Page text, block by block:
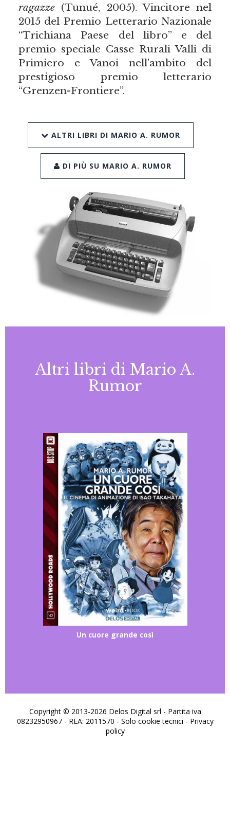
ragazze(Tunué, 2005). Vincitore nel
2015 del Premio Letterario Nazionale
“Trichiana Paese del libro” e del
premio speciale Casse Rurali Valli di
Primiero e Vanoi nell’ambito del
prestigioso premio letterario
“Grenzen-Frontiere”.
ALTRI LIBRI DI MARIO A. RUMOR
DI PIÙ SU MARIO A. RUMOR
Altri libri di Mario A.
Rumor
Un cuore grande così
Copyright © 2013-2026 Delos Digital srl - Partita iva
08232950967 - REA: 2011570 - Solo cookie tecnici - Privacy
policy